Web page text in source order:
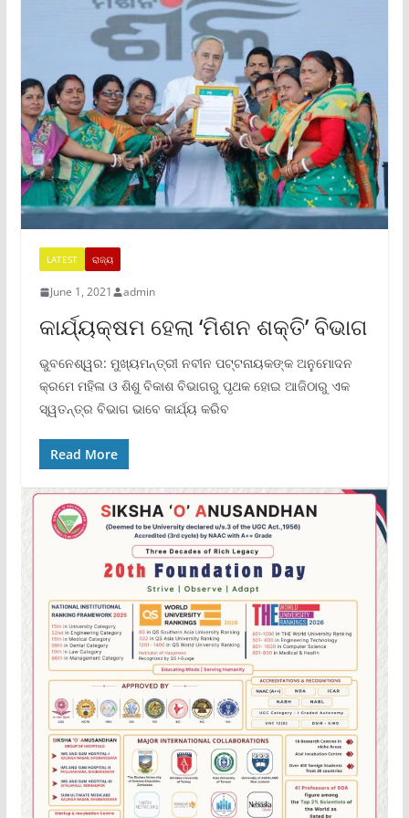
LATEST ରାଜ୍ୟ
June 1, 2021 admin
କାର୍ଯ୍ୟକ୍ଷମ ହେଲା ‘ମିଶନ ଶକ୍ତି’ ବିଭାଗ
ଭୁବନେଶ୍ୱର: ମୁଖ୍ୟମନ୍ତ୍ରୀ ନବୀନ ପଟ୍ଟନାୟକଙ୍କ ଅନୁମୋଦନ
କ୍ରମେ ମହିଳା ଓ ଶିଶୁ ବିକାଶ ବିଭାଗରୁ ପୃଥକ ହୋଇ ଆଜିଠାରୁ ଏକ
ସ୍ୱତନ୍ତ୍ର ବିଭାଗ ଭାବେ କାର୍ଯ୍ୟ କରିବ
Read More